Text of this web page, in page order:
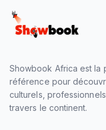
Showbook Africa est la
référence pour
culturels,
travers le continent.